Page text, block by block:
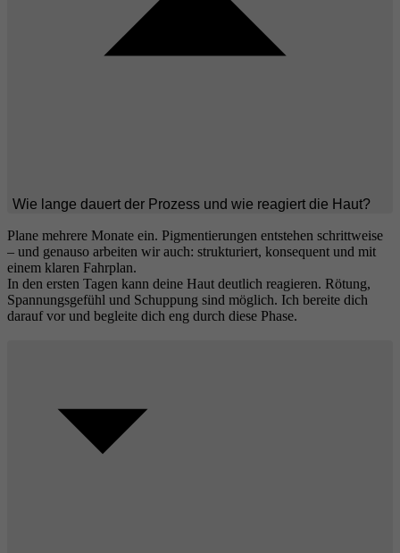
Wie lange dauert der Prozess und wie reagiert die Haut?
Plane mehrere Monate ein. Pigmentierungen entstehen schrittweise
– und genauso arbeiten wir auch: strukturiert, konsequent und mit
einem klaren Fahrplan.
In den ersten Tagen kann deine Haut deutlich reagieren. Rötung,
Spannungsgefühl und Schuppung sind möglich. Ich bereite dich
darauf vor und begleite dich eng durch diese Phase.